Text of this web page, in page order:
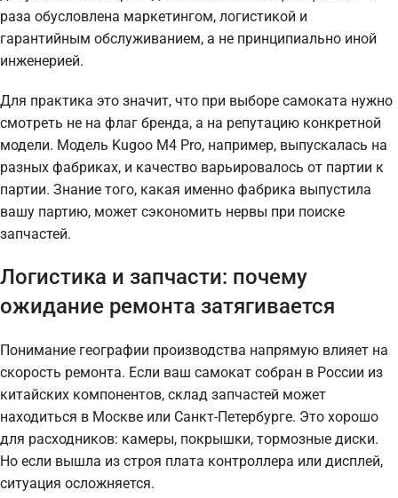
раза обусловлена маркетингом, логистикой и
гарантийным обслуживанием, а не принципиально иной
инженерией.
Для практика это значит, что при выборе самоката нужно
смотреть не на флаг бренда, а на репутацию конкретной
модели. Модель Kugoo M4 Pro, например, выпускалась на
разных фабриках, и качество варьировалось от партии к
партии. Знание того, какая именно фабрика выпустила
вашу партию, может сэкономить нервы при поиске
запчастей.
Логистика и запчасти: почему
ожидание ремонта затягивается
Понимание географии производства напрямую влияет на
скорость ремонта. Если ваш самокат собран в России из
китайских компонентов, склад запчастей может
находиться в Москве или Санкт-Петербурге. Это хорошо
для расходников: камеры, покрышки, тормозные диски.
Но если вышла из строя плата контроллера или дисплей,
ситуация осложняется.